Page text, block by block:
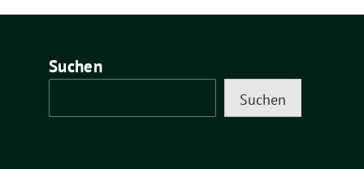
Suchen
Suchen